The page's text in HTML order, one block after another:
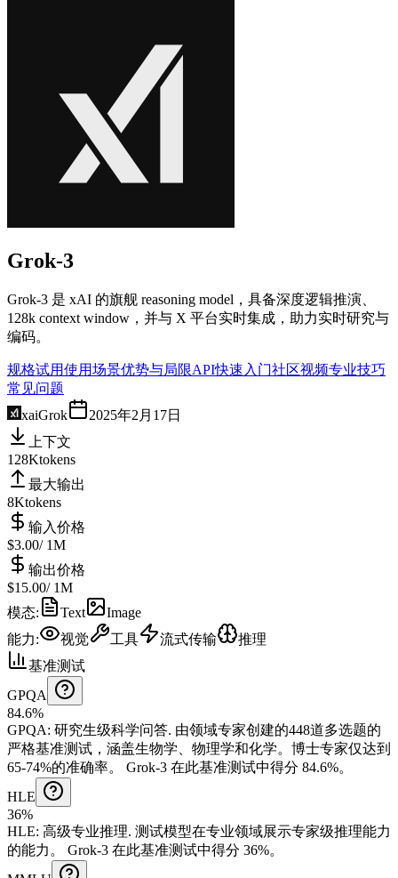
Grok-3
Grok-3 是 xAI 的旗舰 reasoning model，具备深度逻辑推演、
128k context window，并与 X 平台实时集成，助力实时研究与
编码。
规格试用使用场景优势与局限API快速入门社区视频专业技巧
常见问题
xaiGrok
2025年2月17日
上下文
128Ktokens
最大输出
8Ktokens
输入价格
$3.00/ 1M
输出价格
$15.00/ 1M
模态: Text
Image
能力: 视觉 工具 流式传输
推理
基准测试
GPQA
84.6%
GPQA: 研究生级科学问答. 由领域专家创建的448道多选题的
严格基准测试，涵盖生物学、物理学和化学。博士专家仅达到
65-74%的准确率。
Grok-3 在此基准测试中得分 84.6%。
HLE
36%
HLE: 高级专业推理. 测试模型在专业领域展示专家级推理能力
的能力。
Grok-3 在此基准测试中得分 36%。